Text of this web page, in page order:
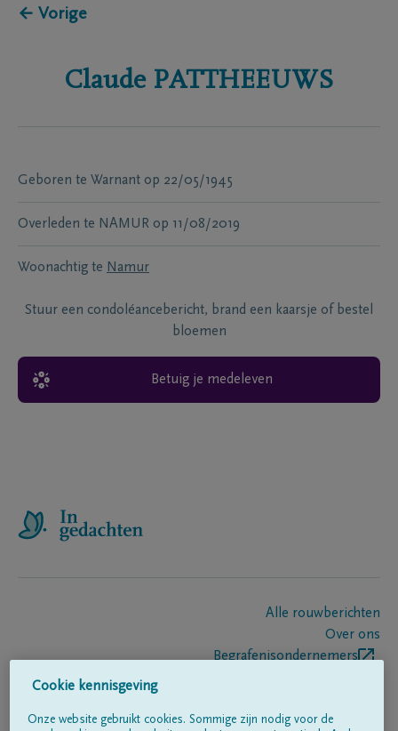
← Vorige
Claude PATTHEEUWS
Geboren te Warnant op 22/05/1945
Overleden te NAMUR op 11/08/2019
Woonachtig te Namur
Stuur een condoléancebericht, brand een kaarsje of bestel
bloemen
Betuig je medeleven
Alle rouwberichten
Over ons
Begrafenisondernemers
Cookie kennisgeving
Onze website gebruikt cookies. Sommige zijn nodig voor de